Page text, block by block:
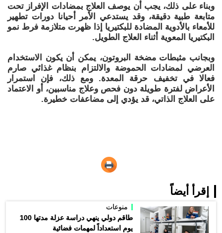
وبناء على ذلك، يجب أن يوصف العلاج بمضادات الإفراز تحت
متابعة طبية دقيقة، وقد يستدعي الأمر أحيانا دورات تطهير
للأمعاء بالأدوية المضادة للبكتيريا إذا ظهرت متلازمة فرط نمو
البكتيريا المعوية أثناء العلاج الطويل.
وبجانب مثبطات مضخة البروتون، يمكن أن يكون الاستخدام
العرضي لمضادات الحموضة والالتزام بنظام غذائي صارم
فعالا في تخفيف حرقة المعدة. ومع ذلك، فإن استمرار
الأعراض لفترة طويلة دون فحص وعلاج مناسبين، أو الاعتماد
على العلاج الذاتي، قد يؤدي إلى مضاعفات خطيرة.
إقرأ أيضاً
منوعات
طاقم دولي ينهي دراسة عزلة مدتها 100
يوم استعداداً لمهمات فضائية